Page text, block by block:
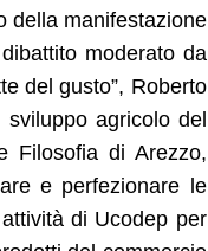
della manifestazione
moderato da
del gusto”, Roberto
agricolo del
Filosofia di Arezzo,
e perfezionare le
di Ucodep per